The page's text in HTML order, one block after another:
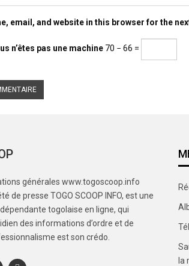
email, and website in this browser for the
n’êtes pas une machine 70 − 66 =
générales www.togoscoop.info
de presse TOGO SCOOP INFO, est une
togolaise en ligne, qui
des informations d’ordre et de
est son crédo.
la